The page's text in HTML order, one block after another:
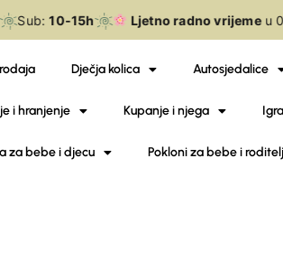
Sub:10-15h Ljetno radno vrijemeu
Dječja kolica Autosjedalice
i hranjenje Kupanje i njega
za bebe i djecu Pokloni za bebe i